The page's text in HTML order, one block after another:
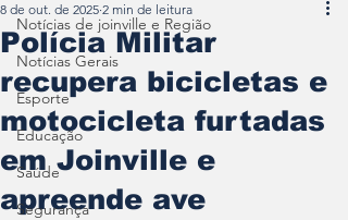
Notícias de joinville e Região
Notícias Gerais
Esporte
Educação
Saúde
Segurança
Polícia Militar
recupera bicicletas e
motocicleta furtadas
em Joinville e
apreende ave
8 de out. de 2025 2 min de leitura